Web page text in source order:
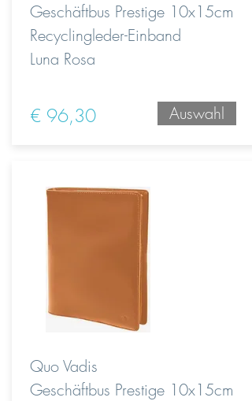
Geschäftbus Prestige 10x15cm
Recyclingleder-Einband
Luna Rosa
€ 96,30 Auswahl
Quo Vadis
Geschäftbus Prestige 10x15cm